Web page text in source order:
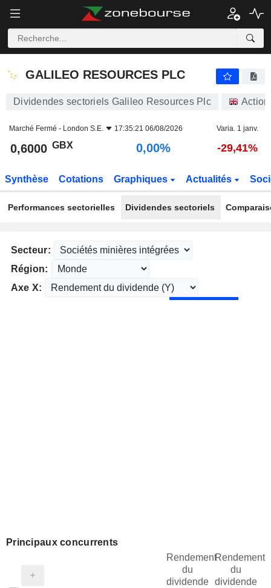
GALILEO RESOURCES PLC
GALILEO RESOURCES PLC
Dividendes sectoriels Galileo Resources Plc
Marché Fermé - London S.E. 17:35:21 06/08/2026 Varia. 1 janv.
0,6000 GBX 0,00% -29,41%
Synthèse Cotations Graphiques Actualités
Performances sectorielles Dividendes sectoriels
Secteur:
Région:
Axe X:
Principaux concurrents
Rendement
du
dividende
Rendement
du
dividende